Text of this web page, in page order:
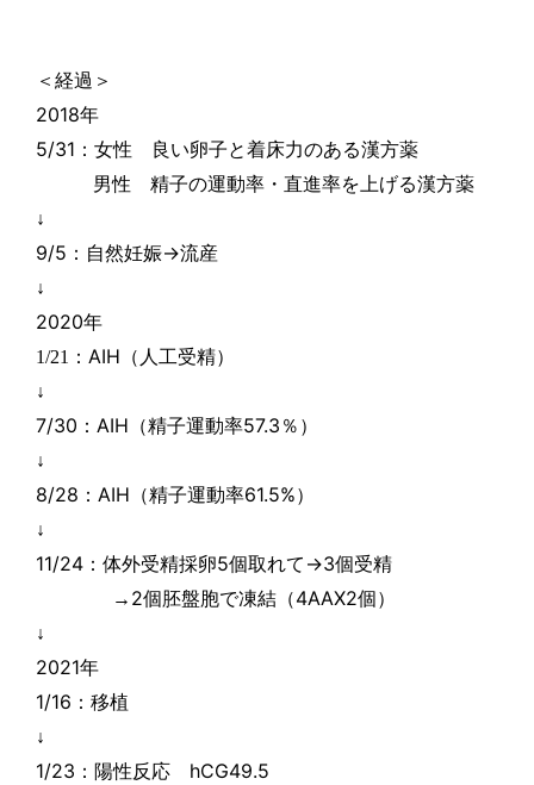
＜経過＞
2018年
5/31 ：女性 良い卵子と着床力のある漢方薬
男性 精子の運動率・直進率を上げる漢方薬
↓
9/5 ：自然妊娠→流産
↓
2020年
1/21 ： AIH （人工受精）
↓
7/30 ： AIH （精子運動率57.3 ％）
↓
8/28 ： AIH （精子運動率61.5%）
↓
11/24 ：体外受精採卵5個取れて→3個受精
→ 2個胚盤胞で凍結（4AAX2個）
↓
2021年
1/16 ：移植
↓
1/23 ：陽性反応 hCG49.5